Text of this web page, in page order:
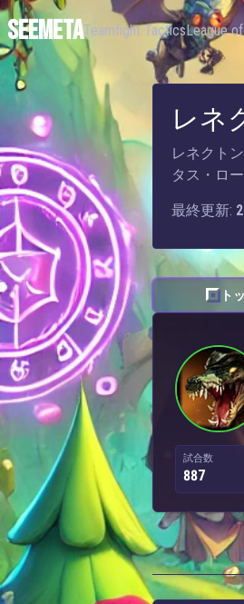
SEEMETATeamfight TacticsLeague
レネ
レネクト
タス・ロ
最終更新:
ト
レネクト
試合数
887